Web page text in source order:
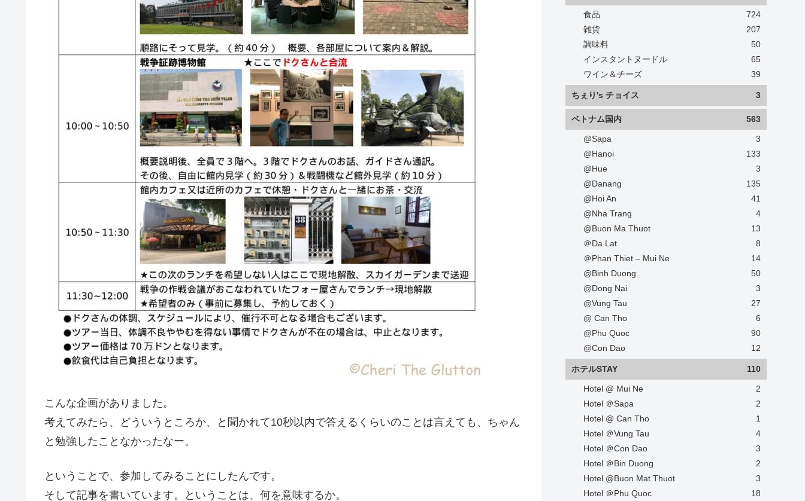
こんな企画がありました。
考えてみたら、どういうところか、と聞かれて10秒以内で答えるくらいのことは言えても、ちゃん
と勉強したことなかったなー。
ということで、参加してみることにしたんです。
そして記事を書いています。ということは、何を意味するか。
食品
724
雑貨
207
調味料
50
インスタントヌードル
65
ワイン＆チーズ
39
ちぇり's チョイス 3
ベトナム国内 563
@Sapa
3
@Hanoi
133
@Hue
3
@Danang
135
@Hoi An
41
@Nha Trang
4
@Buon Ma Thuot
13
＠Da Lat
8
＠Phan Thiet – Mui Ne
14
@Binh Duong
50
@Dong Nai
3
@Vung Tau
27
@ Can Tho
6
@Phu Quoc
90
@Con Dao
12
ホテルSTAY 110
Hotel @ Mui Ne
2
Hotel ＠Sapa
2
Hotel @ Can Tho
1
Hotel ＠Vung Tau
4
Hotel ＠Con Dao
3
Hotel ＠Bin Duong
2
Hotel @Buon Mat Thuot
3
Hotel ＠Phu Quoc
18